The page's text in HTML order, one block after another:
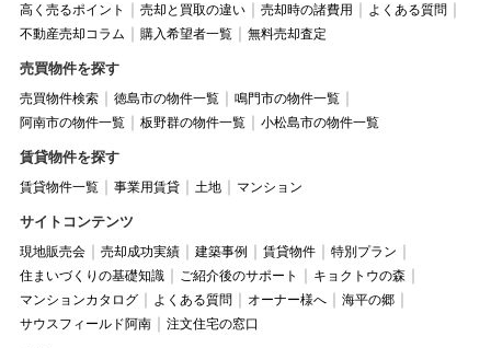
高く売るポイント
売却と買取の違い 売却時の諸費用
よくある質問
不動産売却コラム
購入希望者一覧 無料売却査定
売買物件を探す
売買物件検索 徳島市の物件一覧
鳴門市の物件一覧
阿南市の物件一覧
板野群の物件一覧 小松島市の物件一覧
賃貸物件を探す
賃貸物件一覧 事業用賃貸 土地 マンション
サイトコンテンツ
現地販売会 売却成功実績 建築事例 賃貸物件
特別プラン
住まいづくりの基礎知識
ご紹介後のサポート
キョクトウの森
マンションカタログ
よくある質問 オーナー様へ
海平の郷
サウスフィールド阿南
注文住宅の窓口